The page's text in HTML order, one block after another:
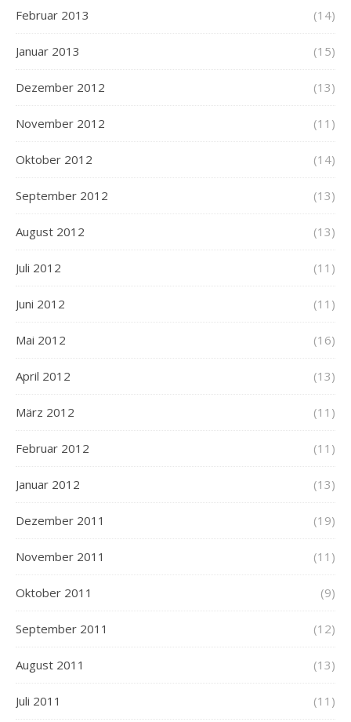
Februar 2013 (14)
Januar 2013 (15)
Dezember 2012 (13)
November 2012 (11)
Oktober 2012 (14)
September 2012 (13)
August 2012 (13)
Juli 2012 (11)
Juni 2012 (11)
Mai 2012 (16)
April 2012 (13)
März 2012 (11)
Februar 2012 (11)
Januar 2012 (13)
Dezember 2011 (19)
November 2011 (11)
Oktober 2011 (9)
September 2011 (12)
August 2011 (13)
Juli 2011 (11)